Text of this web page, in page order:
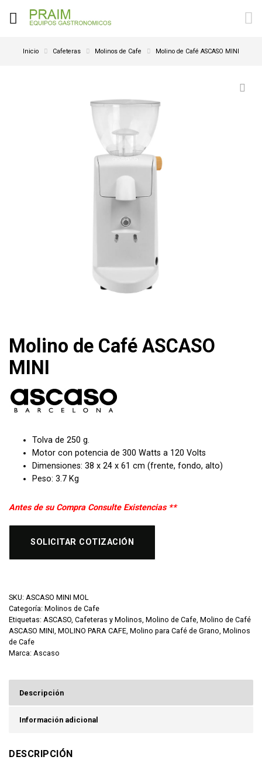
Inicio Cafeteras Molinos de Cafe Molino de Café ASCASO MINI
Molino de Café ASCASO
MINI
Tolva de 250 g.
Motor con potencia de 300 Watts a 120 Volts
Dimensiones: 38 x 24 x 61 cm (frente, fondo, alto)
Peso: 3.7 Kg
Antes de su Compra Consulte Existencias **
SOLICITAR COTIZACIÓN
SKU: ASCASO MINI MOL
Categoría: Molinos de Cafe
Etiquetas: ASCASO, Cafeteras y Molinos, Molino de Cafe, Molino de Café
ASCASO MINI, MOLINO PARA CAFE, Molino para Café de Grano, Molinos
de Cafe
Marca: Ascaso
Descripción
Información adicional
DESCRIPCIÓN